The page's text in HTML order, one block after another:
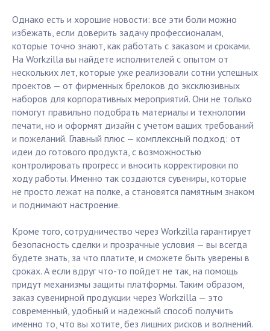
Однако есть и хорошие новости: все эти боли можно
избежать, если доверить задачу профессионалам,
которые точно знают, как работать с заказом и сроками.
На Workzilla вы найдете исполнителей с опытом от
нескольких лет, которые уже реализовали сотни успешных
проектов — от фирменных брелоков до эксклюзивных
наборов для корпоративных мероприятий. Они не только
помогут правильно подобрать материалы и технологии
печати, но и оформят дизайн с учетом ваших требований
и пожеланий. Главный плюс — комплексный подход: от
идеи до готового продукта, с возможностью
контролировать прогресс и вносить корректировки по
ходу работы. Именно так создаются сувениры, которые
не просто лежат на полке, а становятся памятным знаком
и поднимают настроение.
Кроме того, сотрудничество через Workzilla гарантирует
безопасность сделки и прозрачные условия — вы всегда
будете знать, за что платите, и сможете быть уверены в
сроках. А если вдруг что-то пойдет не так, на помощь
придут механизмы защиты платформы. Таким образом,
заказ сувенирной продукции через Workzilla — это
современный, удобный и надежный способ получить
именно то, что вы хотите, без лишних рисков и волнений.